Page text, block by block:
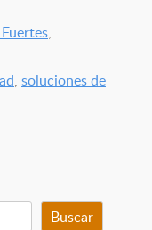
,
, soluciones de
Buscar